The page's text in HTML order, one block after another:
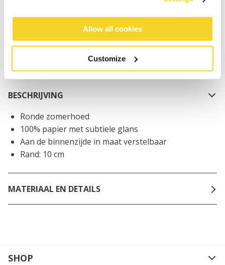
Allow all cookies
Customize
Bestellingen die op werkdagen vóór 12:00 uur
worden geplaatst, worden dezelfde dag verzonden
Gratis verzending voor orders boven € 50,- binnen
Binnen 30 dagen retourneren
BESCHRIJVING
Ronde zomerhoed
100% papier met subtiele glans
Aan de binnenzijde in maat verstelbaar
Rand: 10 cm
MATERIAAL EN DETAILS
SHOP